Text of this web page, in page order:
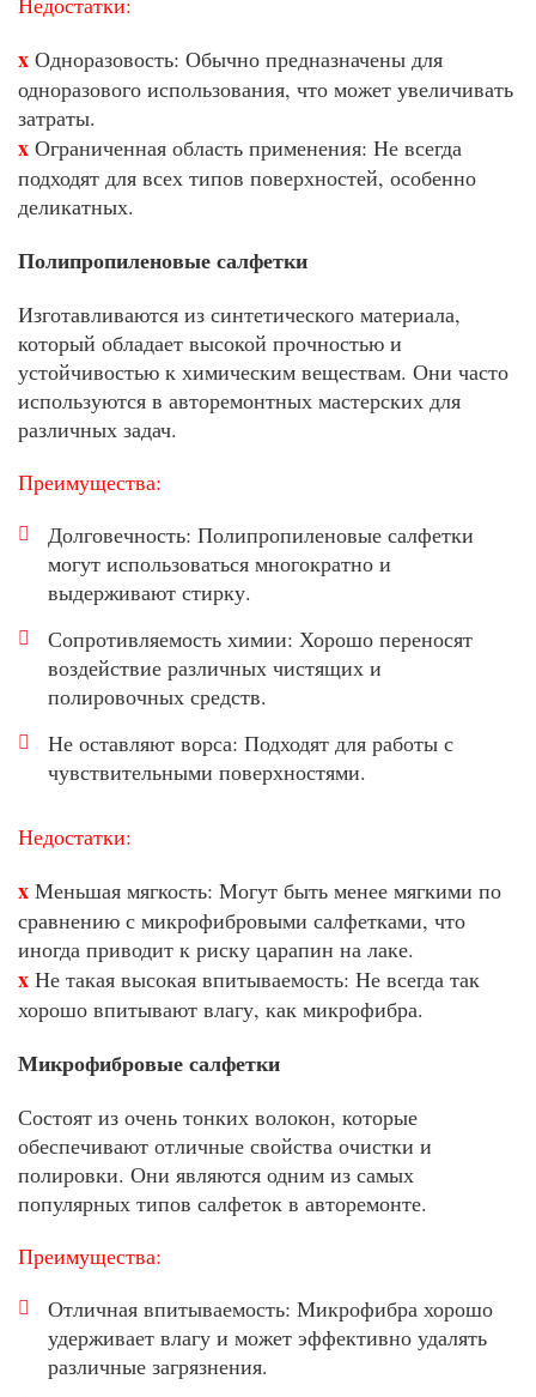
x Одноразовость: Обычно предназначены для
одноразового использования, что может увеличивать
затраты.
x Ограниченная область применения: Не всегда
подходят для всех типов поверхностей, особенно
деликатных.
Полипропиленовые салфетки
Изготавливаются из синтетического материала,
который обладает высокой прочностью и
устойчивостью к химическим веществам. Они часто
используются в авторемонтных мастерских для
различных задач.
Преимущества:
Долговечность: Полипропиленовые салфетки
могут использоваться многократно и
выдерживают стирку.
Сопротивляемость химии: Хорошо переносят
воздействие различных чистящих и
полировочных средств.
Не оставляют ворса: Подходят для работы с
чувствительными поверхностями.
Недостатки:
x Меньшая мягкость: Могут быть менее мягкими по
сравнению с микрофибровыми салфетками, что
иногда приводит к риску царапин на лаке.
x Не такая высокая впитываемость: Не всегда так
хорошо впитывают влагу, как микрофибра.
Микрофибровые салфетки
Состоят из очень тонких волокон, которые
обеспечивают отличные свойства очистки и
полировки. Они являются одним из самых
популярных типов салфеток в авторемонте.
Преимущества:
Отличная впитываемость: Микрофибра хорошо
удерживает влагу и может эффективно удалять
различные загрязнения.